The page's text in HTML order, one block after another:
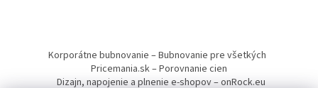
Korporátne bubnovanie – Bubnovanie pre všetkých
Pricemania.sk – Porovnanie cien
Dizajn, napojenie a plnenie e-shopov – onRock.eu